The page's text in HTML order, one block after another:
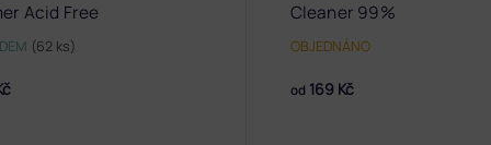
Acid Free
(62 ks)
Cleaner 99%
OBJEDNÁNO
od169 Kč